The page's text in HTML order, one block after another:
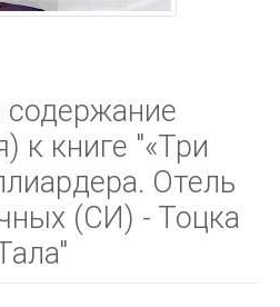
содержание
к книге "«Три
Отель
(СИ) - Тоцка